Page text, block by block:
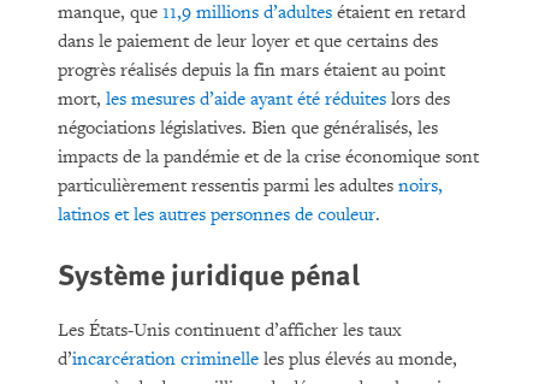
manque, que 11,9 millions d’adultes étaient en retard
dans le paiement de leur loyer et que certains des
progrès réalisés depuis la fin mars étaient au point
mort, les mesures d’aide ayant été réduites lors des
négociations législatives. Bien que généralisés, les
impacts de la pandémie et de la crise économique sont
particulièrement ressentis parmi les adultes noirs,
latinos et les autres personnes de couleur.
Système juridique pénal
Les États-Unis continuent d’afficher les taux
d’incarcération criminelle les plus élevés au monde,